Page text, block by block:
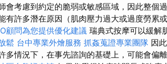
會考慮到約定的脆弱或敏感區域，因此整個
有許多潛在原因（肌肉壓力過大或過度勞累
顧問為您提供優化建議 瑞典式按摩可以緩解
鬆 台中專業外燴服務 抓姦蒐證專業團隊 因
多情況下，在事先諮詢的基礎上，可能會偏